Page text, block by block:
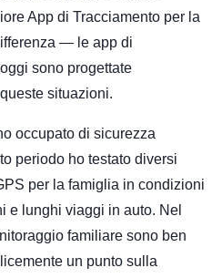
App di Tracciamento per la
— le app di
sono progettate
situazioni.
occupato di sicurezza
periodo ho testato diversi
per la famiglia in condizioni
e lunghi viaggi in auto. Nel
familiare sono ben
un punto sulla